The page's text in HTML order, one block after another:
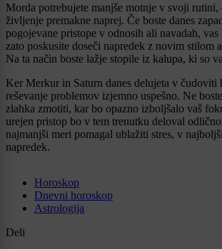
Morda potrebujete manjše motnje v svoji rutini,
življenje premakne naprej. Če boste danes
pogojevane pristope v odnosih ali navadah,
zato poskusite doseči napredek z novim stilom
Na ta način boste lažje stopile iz kalupa, ki so
Ker Merkur in Saturn danes delujeta v čudoviti
reševanje problemov izjemno uspešno. Ne
zlahka zmotiti, kar bo opazno izboljšalo vaš
urejen pristop bo v tem trenutku deloval
najmanjši meri pomagal ublažiti stres, v
napredek.
Horoskop
Dnevni horoskop
Astrologija
Deli